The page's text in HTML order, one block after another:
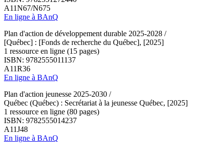
A11N67/N675
En ligne à BAnQ
Plan d'action de développement durable 2025-2028 /
[Québec] : [Fonds de recherche du Québec], [2025]
1 ressource en ligne (15 pages)
ISBN: 9782555011137
A11R36
En ligne à BAnQ
Plan d'action jeunesse 2025-2030 /
Québec (Québec) : Secrétariat à la jeunesse Québec, [2025]
1 ressource en ligne (80 pages)
ISBN: 9782555014237
A11J48
En ligne à BAnQ